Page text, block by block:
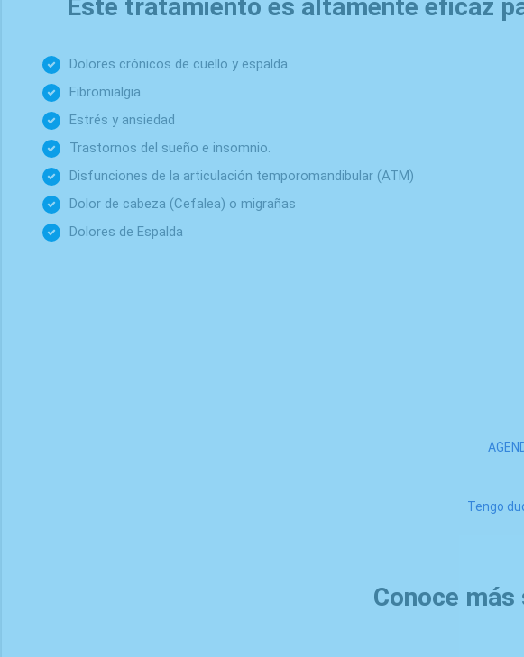
Este tratamiento es altamente eficaz
Dolores crónicos de cuello y espalda
Fibromialgia
Estrés y ansiedad
Trastornos del sueño e insomnio.
Disfunciones de la articulación temporomandibular (ATM)
Dolor de cabeza (Cefalea) o migrañas
Dolores de Espalda
Tengo
Conoce